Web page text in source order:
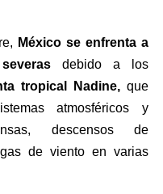
México se enfrenta a
tropical Nadine, que
atmosféricos y
descensos de
de viento en varias